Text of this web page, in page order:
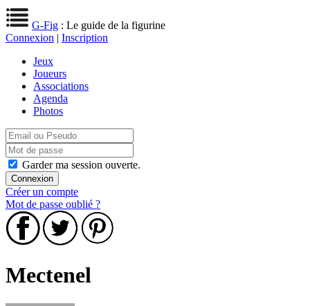
G-Fig : Le guide de la figurine
Connexion | Inscription
Jeux
Joueurs
Associations
Agenda
Photos
Garder ma session ouverte.
Créer un compte
Mot de passe oublié ?
Mectenel